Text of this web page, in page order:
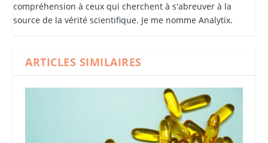
compréhension à ceux qui cherchent à s'abreuver à la
source de la vérité scientifique. Je me nomme Analytix.
ARTICLES SIMILAIRES